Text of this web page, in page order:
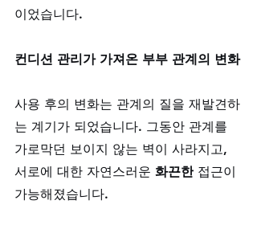
이었습니다.
컨디션 관리가 가져온 부부 관계의 변화
사용 후의 변화는 관계의 질을 재발견하
는 계기가 되었습니다. 그동안 관계를
가로막던 보이지 않는 벽이 사라지고,
서로에 대한 자연스러운 화끈한 접근이
가능해졌습니다.